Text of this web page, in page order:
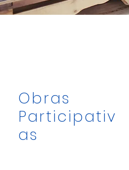
Obras
Participativ
as